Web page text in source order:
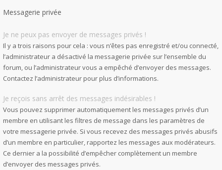
Messagerie privée
Je ne peux pas envoyer de messages privés !
Il y a trois raisons pour cela : vous n’êtes pas enregistré et/ou connecté,
l’administrateur a désactivé la messagerie privée sur l’ensemble du
forum, ou l’administrateur vous a empêché d’envoyer des messages.
Contactez l’administrateur pour plus d’informations.
Je reçois sans arrêt des messages indésirables !
Vous pouvez supprimer automatiquement les messages privés d’un
membre en utilisant les filtres de message dans les paramètres de
votre messagerie privée. Si vous recevez des messages privés abusifs
d’un membre en particulier, rapportez les messages aux modérateurs.
Ce dernier a la possibilité d’empêcher complètement un membre
d’envoyer des messages privés.